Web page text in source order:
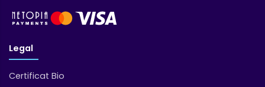
Legal
Certificat Bio